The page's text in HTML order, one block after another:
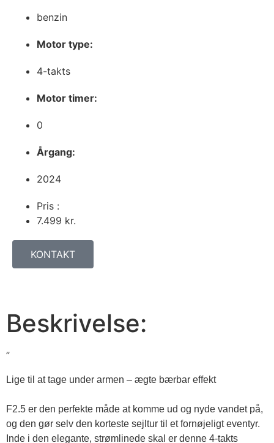
benzin
Motor type:
4-takts
Motor timer:
0
Årgang:
2024
Pris :
7.499 kr.
KONTAKT
Beskrivelse:
”
Lige til at tage under armen – ægte bærbar effekt
F2.5 er den perfekte måde at komme ud og nyde vandet på,
og den gør selv den korteste sejltur til et fornøjeligt eventyr.
Inde i den elegante, strømlinede skal er denne 4-takts